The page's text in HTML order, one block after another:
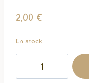
2,00 €
En stock